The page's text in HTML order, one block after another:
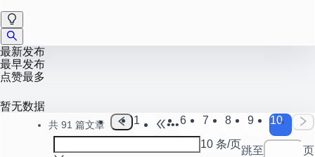
最新发布
最早发布
点赞最多
暂无数据
共 91 篇文章 1 •••6 7 8 9
10
10 条/页
跳至 页